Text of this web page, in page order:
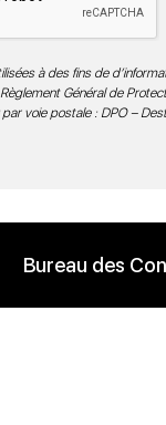
à des fins de
Général de
voie postale : DPO –
Bureau des